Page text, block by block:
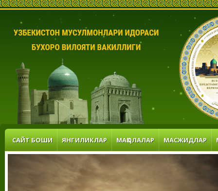
САЙТ БОШИ ЯНГИЛИКЛАР МАҚОЛАЛАР МАСЖИДЛАР